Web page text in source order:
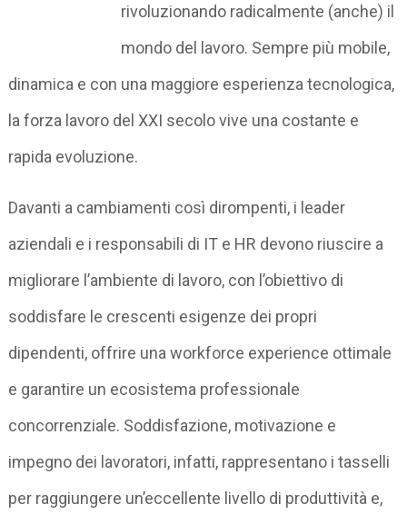
rivoluzionando radicalmente (anche) il
mondo del lavoro. Sempre più mobile,
dinamica e con una maggiore esperienza tecnologica,
la forza lavoro del XXI secolo vive una costante e
rapida evoluzione.
Davanti a cambiamenti così dirompenti, i leader
aziendali e i responsabili di IT e HR devono riuscire a
migliorare l’ambiente di lavoro, con l’obiettivo di
soddisfare le crescenti esigenze dei propri
dipendenti, offrire una workforce experience ottimale
e garantire un ecosistema professionale
concorrenziale. Soddisfazione, motivazione e
impegno dei lavoratori, infatti, rappresentano i tasselli
per raggiungere un’eccellente livello di produttività e,